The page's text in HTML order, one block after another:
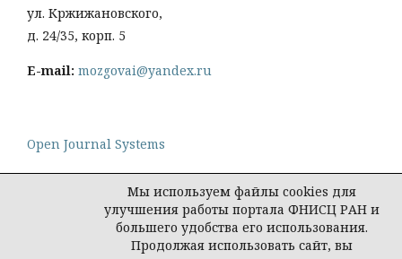
ул. Кржижановского,
д. 24/35, корп. 5
E-mail: mozgovai@yandex.ru
Open Journal Systems
Политика конфиденциальности персональных
Мы используем файлы cookies для
улучшения работы портала ФНИСЦ РАН и
большего удобства его использования.
Продолжая использовать сайт, вы